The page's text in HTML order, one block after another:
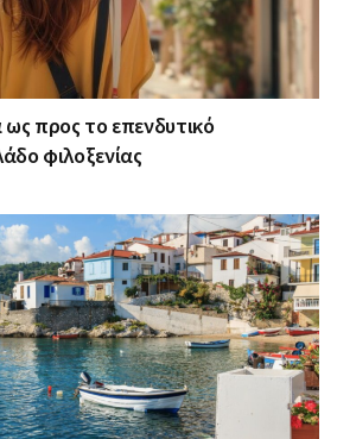
προς το επενδυτικό
φιλοξενίας